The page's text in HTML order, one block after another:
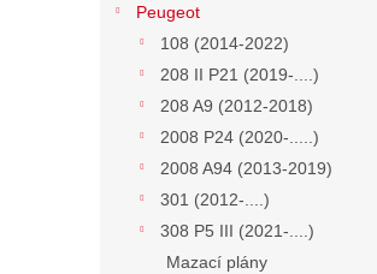
Peugeot
108 (2014-2022)
208 II P21 (2019-....)
208 A9 (2012-2018)
2008 P24 (2020-.....)
2008 A94 (2013-2019)
301 (2012-....)
308 P5 III (2021-....)
Mazací plány